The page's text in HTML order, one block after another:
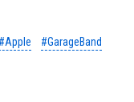
#Apple #GarageBand